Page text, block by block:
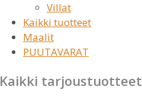
Villat
Kaikki tuotteet
Maalit
PUUTAVARAT
Kaikki tarjoustuotteet